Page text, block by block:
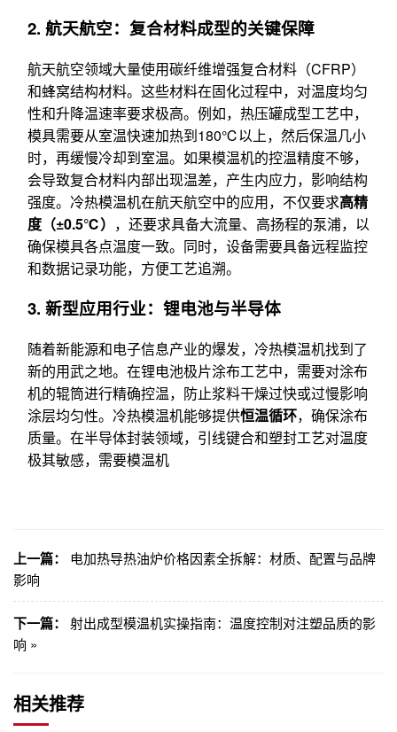
2. 航天航空：复合材料成型的关键保障
航天航空领域大量使用碳纤维增强复合材料（CFRP）
和蜂窝结构材料。这些材料在固化过程中，对温度均匀
性和升降温速率要求极高。例如，热压罐成型工艺中，
模具需要从室温快速加热到180℃以上，然后保温几小
时，再缓慢冷却到室温。如果模温机的控温精度不够，
会导致复合材料内部出现温差，产生内应力，影响结构
强度。冷热模温机在航天航空中的应用，不仅要求高精
度（±0.5℃） ，还要求具备大流量、高扬程的泵浦，以
确保模具各点温度一致。同时，设备需要具备远程监控
和数据记录功能，方便工艺追溯。
3. 新型应用行业：锂电池与半导体
随着新能源和电子信息产业的爆发，冷热模温机找到了
新的用武之地。在锂电池极片涂布工艺中，需要对涂布
机的辊筒进行精确控温，防止浆料干燥过快或过慢影响
涂层均匀性。冷热模温机能够提供恒温循环，确保涂布
质量。在半导体封装领域，引线键合和塑封工艺对温度
极其敏感，需要模温机
上一篇：
电加热导热油炉价格因素全拆解：材质、配置与品牌
影响
下一篇：
射出成型模温机实操指南：温度控制对注塑品质的影
响 »
相关推荐